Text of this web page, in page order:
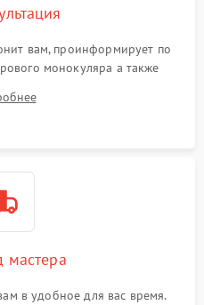
вам, проинформирует по
монокуляра а также
мастера
в удобное для вас время.